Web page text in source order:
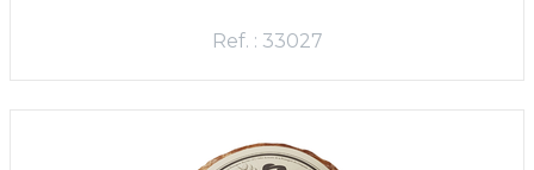
Ref. : 33027